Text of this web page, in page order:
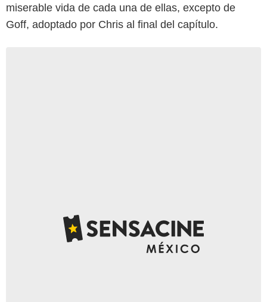
miserable vida de cada una de ellas, excepto de
Goff, adoptado por Chris al final del capítulo.